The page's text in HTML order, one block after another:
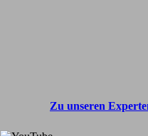
Zu unseren